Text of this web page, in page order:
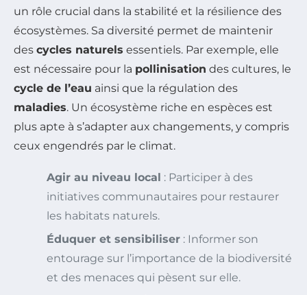
un rôle crucial dans la stabilité et la résilience des
écosystèmes. Sa diversité permet de maintenir
des cycles naturels essentiels. Par exemple, elle
est nécessaire pour la pollinisation des cultures, le
cycle de l’eau ainsi que la régulation des
maladies. Un écosystème riche en espèces est
plus apte à s’adapter aux changements, y compris
ceux engendrés par le climat.
Agir au niveau local : Participer à des
initiatives communautaires pour restaurer
les habitats naturels.
Éduquer et sensibiliser : Informer son
entourage sur l’importance de la biodiversité
et des menaces qui pèsent sur elle.